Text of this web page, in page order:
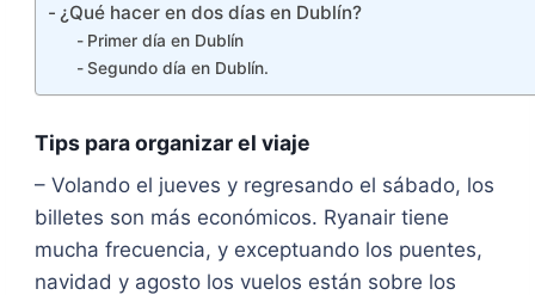
¿Qué hacer en dos días en Dublín?
Primer día en Dublín
Segundo día en Dublín.
Tips para organizar el viaje
– Volando el jueves y regresando el sábado, los
billetes son más económicos. Ryanair tiene
mucha frecuencia, y exceptuando los puentes,
navidad y agosto los vuelos están sobre los